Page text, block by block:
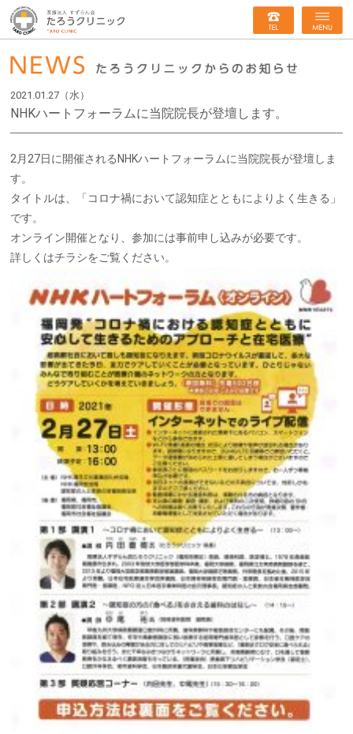
2021.01.27（水）
NHKハートフォーラムに当院院長が登壇します。
2月27日に開催されるNHKハートフォーラムに当院院長が登壇しま
す。
タイトルは、「コロナ禍において認知症とともによりよく生きる」
です。
オンライン開催となり、参加には事前申し込みが必要です。
詳しくはチラシをご覧ください。